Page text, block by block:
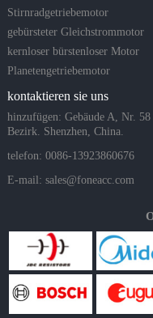
Stirnradgetriebemotor
gebürsteter Gleichstrommotor
kernloser bürstenloser Motor
Planetengetriebemotor
kontaktieren sie uns
hinzufügen: Gebäude A, Nr.
Bezirk. Shenzhen, China.
telefon: 0086-13923860676
E-mail: sales@foneacc.com